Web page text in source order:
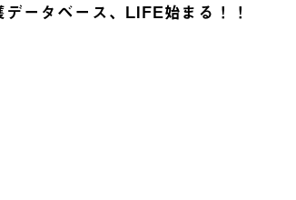
ータベース、LIFE始まる！！